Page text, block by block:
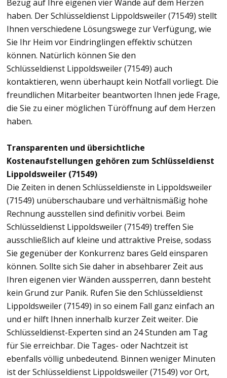
Bezug auf Ihre eigenen vier Wände auf dem Herzen
haben. Der Schlüsseldienst Lippoldsweiler (71549) stellt
Ihnen verschiedene Lösungswege zur Verfügung, wie
Sie Ihr Heim vor Eindringlingen effektiv schützen
können. Natürlich können Sie den
Schlüsseldienst Lippoldsweiler (71549) auch
kontaktieren, wenn überhaupt kein Notfall vorliegt. Die
freundlichen Mitarbeiter beantworten Ihnen jede Frage,
die Sie zu einer möglichen Türöffnung auf dem Herzen
haben.
Transparenten und übersichtliche
Kostenaufstellungen gehören zum Schlüsseldienst
Lippoldsweiler (71549)
Die Zeiten in denen Schlüsseldienste in Lippoldsweiler
(71549) unüberschaubare und verhältnismäßig hohe
Rechnung ausstellen sind definitiv vorbei. Beim
Schlüsseldienst Lippoldsweiler (71549) treffen Sie
ausschließlich auf kleine und attraktive Preise, sodass
Sie gegenüber der Konkurrenz bares Geld einsparen
können. Sollte sich Sie daher in absehbarer Zeit aus
Ihren eigenen vier Wänden aussperren, dann besteht
kein Grund zur Panik. Rufen Sie den Schlüsseldienst
Lippoldsweiler (71549) in so einem Fall ganz einfach an
und er hilft Ihnen innerhalb kurzer Zeit weiter. Die
Schlüsseldienst-Experten sind an 24 Stunden am Tag
für Sie erreichbar. Die Tages- oder Nachtzeit ist
ebenfalls völlig unbedeutend. Binnen weniger Minuten
ist der Schlüsseldienst Lippoldsweiler (71549) vor Ort,